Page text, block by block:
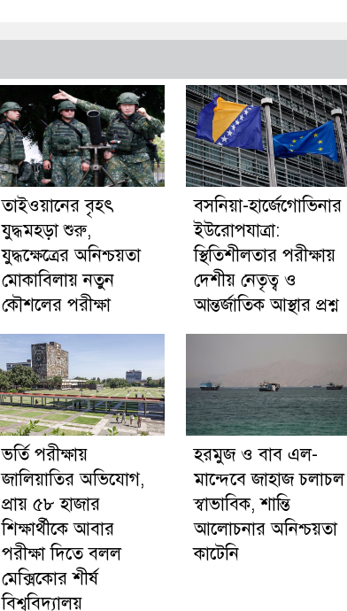
তাইওয়ানের বৃহৎ
যুদ্ধমহড়া শুরু,
যুদ্ধক্ষেত্রের অনিশ্চয়তা
মোকাবিলায় নতুন
কৌশলের পরীক্ষা
বসনিয়া-হার্জেগোভিনার
ইউরোপযাত্রা:
স্থিতিশীলতার পরীক্ষায়
দেশীয় নেতৃত্ব ও
আন্তর্জাতিক আস্থার প্রশ্ন
ভর্তি পরীক্ষায়
জালিয়াতির অভিযোগ,
প্রায় ৫৮ হাজার
শিক্ষার্থীকে আবার
পরীক্ষা দিতে বলল
মেক্সিকোর শীর্ষ
বিশ্ববিদ্যালয়
হরমুজ ও বাব এল-
মান্দেবে জাহাজ চলাচল
স্বাভাবিক, শান্তি
আলোচনার অনিশ্চয়তা
কাটেনি